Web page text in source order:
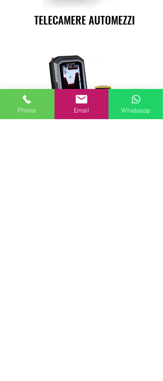
TELECAMERE AUTOMEZZI
Phone Email Whatsapp